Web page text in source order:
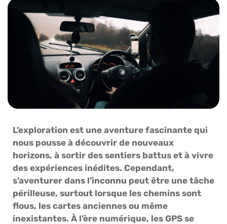
L’exploration est une aventure fascinante qui
nous pousse à découvrir de nouveaux
horizons, à sortir des sentiers battus et à vivre
des expériences inédites. Cependant,
s’aventurer dans l’inconnu peut être une tâche
périlleuse, surtout lorsque les chemins sont
flous, les cartes anciennes ou même
inexistantes. À l’ère numérique, les GPS se